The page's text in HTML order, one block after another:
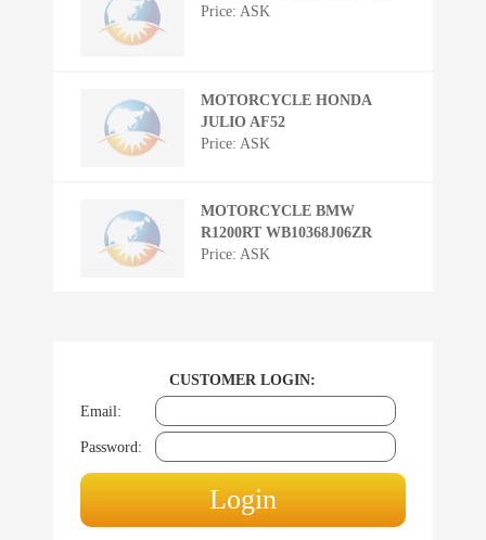
Price: ASK
MOTORCYCLE HONDA
JULIO AF52
Price: ASK
MOTORCYCLE BMW
R1200RT WB10368J06ZR
Price: ASK
CUSTOMER LOGIN:
Email:
Password: